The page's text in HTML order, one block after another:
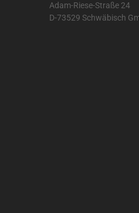
Adam-Riese-Straße 24
D-73529 Schwäbisch